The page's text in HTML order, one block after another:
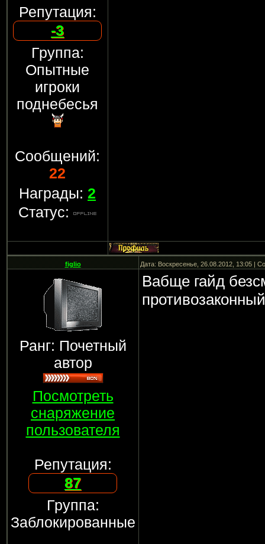
Репутация:
-3
Группа:
Опытные
игроки
поднебесья
Сообщений:
22
Награды: 2
Статус:
figlio Дата: Воскресенье, 26.08.2012, 13:05 |
Ранг: Почетный
автор
Посмотреть
снаряжение
пользователя
Репутация:
87
Группа:
Заблокированные
Вабще гайд